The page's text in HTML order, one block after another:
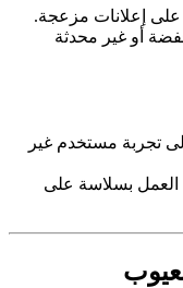
على إعلانات مزعجة.
أو غير محدثة
تجربة مستخدم غير
بسلاسة على